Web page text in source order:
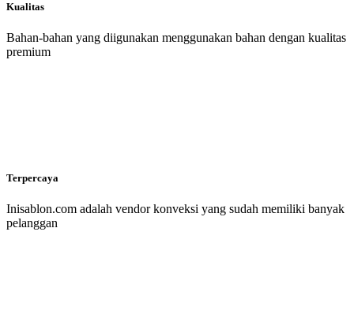
Kualitas
Bahan-bahan yang diigunakan menggunakan bahan dengan kualitas
premium
Terpercaya
Inisablon.com adalah vendor konveksi yang sudah memiliki banyak
pelanggan